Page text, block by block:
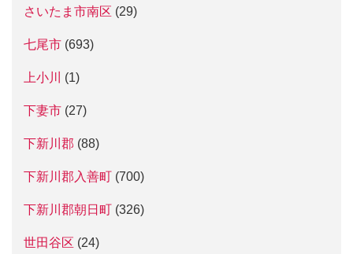
さいたま市南区 (29)
七尾市 (693)
上小川 (1)
下妻市 (27)
下新川郡 (88)
下新川郡入善町 (700)
下新川郡朝日町 (326)
世田谷区 (24)